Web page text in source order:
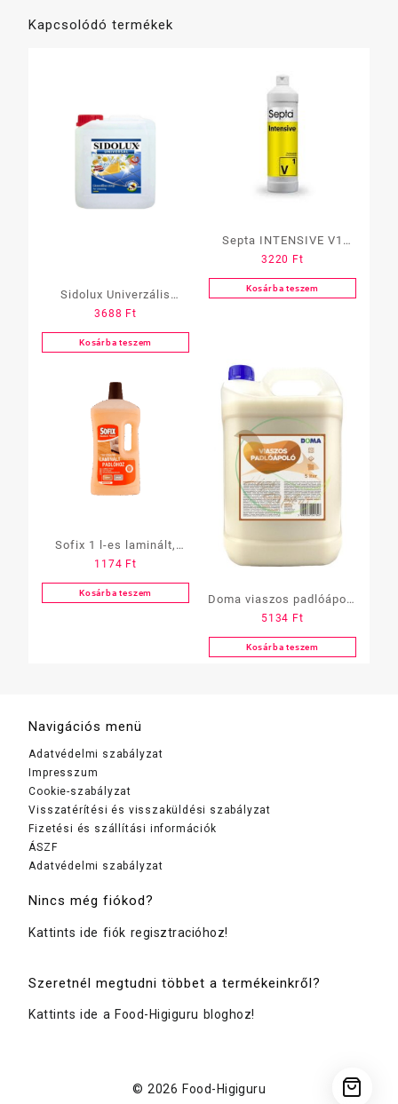
Kapcsolódó termékek
Sidolux Univerzális
padlóápoló 5literes
Marseille
3688 Ft
Kosárba teszem
Septa INTENSIVE V1
padlótisztító, erős zsír és
olaj oldó 1 L
3220 Ft
Kosárba teszem
Sofix 1 l-es laminált,
linóleum ápoló
tisztítószer,
1174 Ft
Kosárba teszem
Doma viaszos padlóápoló
5l
5134 Ft
Kosárba teszem
Navigációs menü
Adatvédelmi szabályzat
Impresszum
Cookie-szabályzat
Visszatérítési és visszaküldési szabályzat
Fizetési és szállítási információk
ÁSZF
Adatvédelmi szabályzat
Nincs még fiókod?
Kattints ide fiók regisztracióhoz!
Szeretnél megtudni többet a termékeinkről?
Kattints ide a Food-Higiguru bloghoz!
© 2026Food-Higiguru